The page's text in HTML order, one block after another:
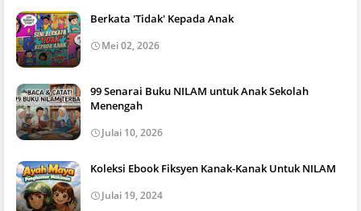
Berkata 'Tidak' Kepada Anak
Mei 02, 2026
99 Senarai Buku NILAM untuk Anak Sekolah
Menengah
Julai 10, 2026
Koleksi Ebook Fiksyen Kanak-Kanak Untuk NILAM
Julai 19, 2024